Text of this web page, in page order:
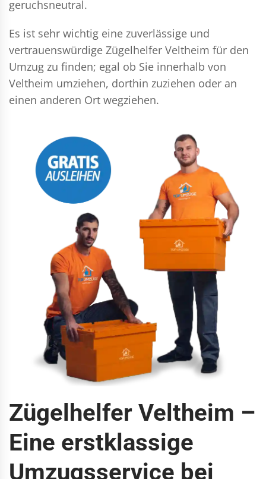
geruchsneutral.
Es ist sehr wichtig eine zuverlässige und
vertrauenswürdige Zügelhelfer Veltheim für den
Umzug zu finden; egal ob Sie innerhalb von
Veltheim umziehen, dorthin zuziehen oder an
einen anderen Ort wegziehen.
Zügelhelfer Veltheim –
Eine erstklassige
Umzugsservice bei